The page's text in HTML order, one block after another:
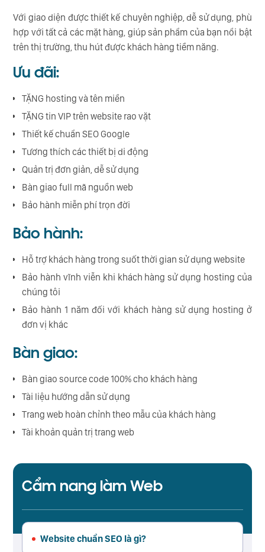
Với giao diện được thiết kế chuyên nghiệp, dễ sử dụng, phù
hợp với tất cả các mặt hàng, giúp sản phẩm của bạn nổi bật
trên thị trường, thu hút được khách hàng tiềm năng.
Ưu đãi:
TẶNG hosting và tên miền
TẶNG tin VIP trên website rao vặt
Thiết kế chuẩn SEO Google
Tương thích các thiết bị di động
Quản trị đơn giản, dễ sử dụng
Bàn giao full mã nguồn web
Bảo hành miễn phí trọn đời
Bảo hành:
Hỗ trợ khách hàng trong suốt thời gian sử dụng website
Bảo hành vĩnh viễn khi khách hàng sử dụng hosting của
chúng tôi
Bảo hành 1 năm đối với khách hàng sử dụng hosting ở
đơn vị khác
Bàn giao:
Bàn giao source code 100% cho khách hàng
Tài liệu hướng dẫn sử dụng
Trang web hoàn chỉnh theo mẫu của khách hàng
Tài khoản quản trị trang web
Cẩm nang làm Web
Website chuẩn SEO là gì?